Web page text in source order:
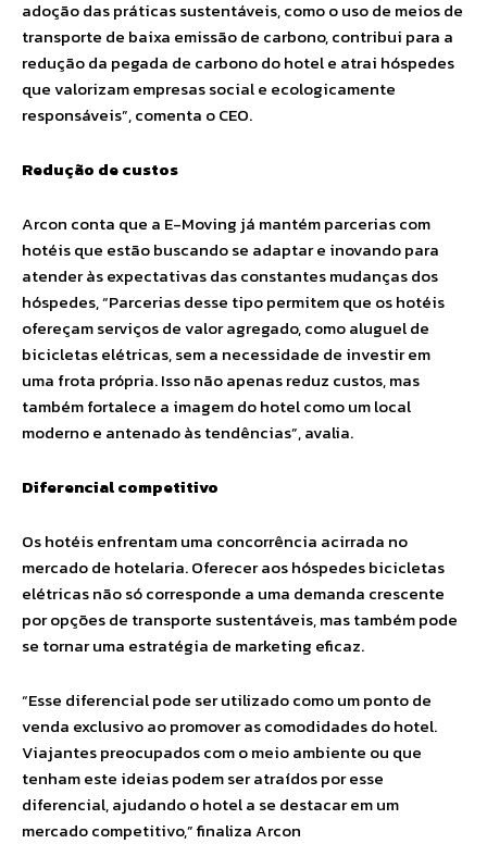
adoção das práticas sustentáveis, como o uso de meios de
transporte de baixa emissão de carbono, contribui para a
redução da pegada de carbono do hotel e atrai hóspedes
que valorizam empresas social e ecologicamente
responsáveis”, comenta o CEO.
Redução de custos
Arcon conta que a E-Moving já mantém parcerias com
hotéis que estão buscando se adaptar e inovando para
atender às expectativas das constantes mudanças dos
hóspedes, “Parcerias desse tipo permitem que os hotéis
ofereçam serviços de valor agregado, como aluguel de
bicicletas elétricas, sem a necessidade de investir em
uma frota própria. Isso não apenas reduz custos, mas
também fortalece a imagem do hotel como um local
moderno e antenado às tendências”, avalia.
Diferencial competitivo
Os hotéis enfrentam uma concorrência acirrada no
mercado de hotelaria. Oferecer aos hóspedes bicicletas
elétricas não só corresponde a uma demanda crescente
por opções de transporte sustentáveis, mas também pode
se tornar uma estratégia de marketing eficaz.
“Esse diferencial pode ser utilizado como um ponto de
venda exclusivo ao promover as comodidades do hotel.
Viajantes preocupados com o meio ambiente ou que
tenham este ideias podem ser atraídos por esse
diferencial, ajudando o hotel a se destacar em um
mercado competitivo,” finaliza Arcon